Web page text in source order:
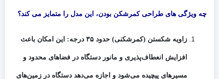
چه ویژگی های طراحی کمرشکن بودن، این مدل را متمایز می کند؟
زاویه شکستن (کمرشکنی) حدود ۳۵ درجه: این امکان باعث
افزایش انعطاف‌پذیری و مانور دستگاه در فضاهای محدود و
مسیرهای پیچیده می‌شود و اجازه می‌دهد دستگاه در زمین‌های